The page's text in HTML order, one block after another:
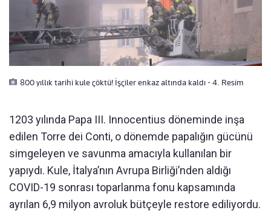
800 yıllık tarihi kule çöktü! İşçiler enkaz altında kaldı - 4. Resim
1203 yılında Papa III. Innocentius döneminde inşa
edilen Torre dei Conti, o dönemde papalığın gücünü
simgeleyen ve savunma amacıyla kullanılan bir
yapıydı. Kule, İtalya’nın Avrupa Birliği’nden aldığı
COVID-19 sonrası toparlanma fonu kapsamında
ayrılan 6,9 milyon avroluk bütçeyle restore ediliyordu.